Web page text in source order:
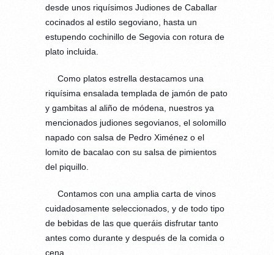
desde unos riquísimos Judiones de Caballar
cocinados al estilo segoviano, hasta un
estupendo cochinillo de Segovia con rotura de
plato incluida.
Como platos estrella destacamos una
riquísima ensalada templada de jamón de pato
y gambitas al aliño de módena, nuestros ya
mencionados judiones segovianos, el solomillo
napado con salsa de Pedro Ximénez o el
lomito de bacalao con su salsa de pimientos
del piquillo.
Contamos con una amplia carta de vinos
cuidadosamente seleccionados, y de todo tipo
de bebidas de las que queráis disfrutar tanto
antes como durante y después de la comida o
cena.